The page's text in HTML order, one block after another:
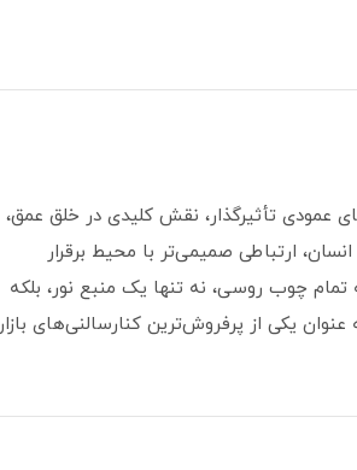
عمودی تأثیرگذار، نقش کلیدی در خلق عمق،
ارتباطی صمیمی‌تر با محیط برقرار
دارکار، با ارتفاع بلند ۱۶۸ سانتی‌متری، قطر ۴۵ سانتی‌متری و بدنه تمام چوب روسی، نه تنها یک منبع نور، بلکه
یکی از پرفروش‌ترین کنارسالنی‌های بازار